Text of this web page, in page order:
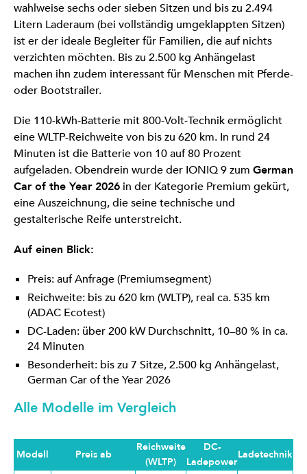
wahlweise sechs oder sieben Sitzen und bis zu 2.494
Litern Laderaum (bei vollständig umgeklappten Sitzen)
ist er der ideale Begleiter für Familien, die auf nichts
verzichten möchten. Bis zu 2.500 kg Anhängelast
machen ihn zudem interessant für Menschen mit Pferde-
oder Bootstrailer.
Die 110-kWh-Batterie mit 800-Volt-Technik ermöglicht
eine WLTP-Reichweite von bis zu 620 km. In rund 24
Minuten ist die Batterie von 10 auf 80 Prozent
aufgeladen. Obendrein wurde der IONIQ 9 zum German
Car of the Year 2026 in der Kategorie Premium gekürt,
eine Auszeichnung, die seine technische und
gestalterische Reife unterstreicht.
Auf einen Blick:
Preis: auf Anfrage (Premiumsegment)
Reichweite: bis zu 620 km (WLTP), real ca. 535 km
(ADAC Ecotest)
DC-Laden: über 200 kW Durchschnitt, 10–80 % in ca.
24 Minuten
Besonderheit: bis zu 7 Sitze, 2.500 kg Anhängelast,
German Car of the Year 2026
Alle Modelle im Vergleich
Modell Preis ab
Reichweite
(WLTP)
DC-
Ladepower
Ladetechnik